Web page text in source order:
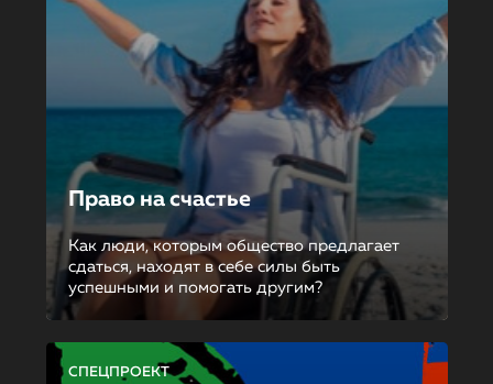
Право на счастье
Как люди, которым общество предлагает
сдаться, находят в себе силы быть
успешными и помогать другим?
СПЕЦПРОЕКТ